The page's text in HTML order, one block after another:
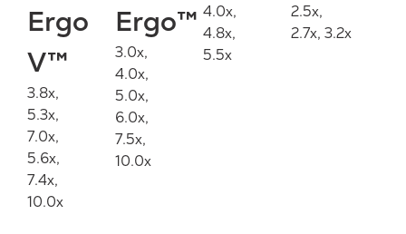
Ergo
V™
3.8x,
5.3x,
7.0x,
5.6x,
7.4x,
10.0x
Ergo™
3.0x,
4.0x,
5.0x,
6.0x,
7.5x,
10.0x
4.0x,
4.8x,
5.5x
2.5x,
2.7x, 3.2x